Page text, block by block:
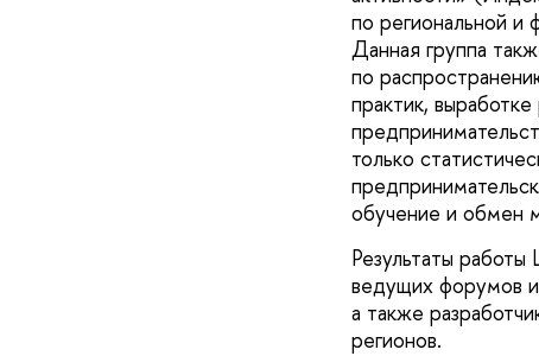
по региональной и
Данная группа
по
практик,
только
обучение и обмен
Результаты
ведущих форумов
а также
регионов.